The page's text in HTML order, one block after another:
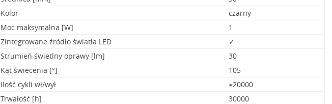
Kolor
czarny
Moc maksymalna [W]
1
Zintegrowane źródło światła LED
✓
Strumień świetlny oprawy [lm]
30
Kąt świecenia [°]
105
Ilość cykli wł/wył
≥20000
Trwałość [h]
30000